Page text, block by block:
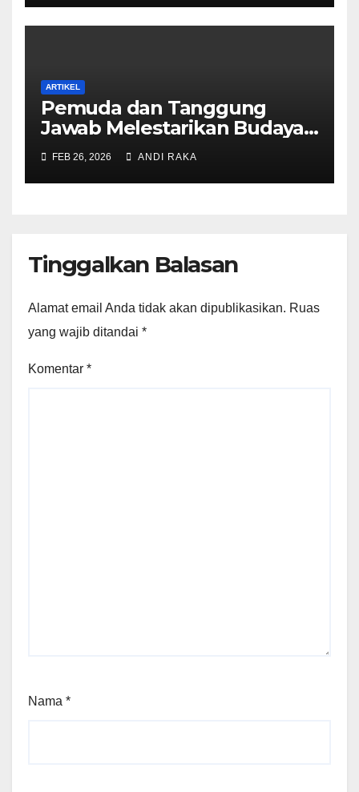
ARTIKEL
Pemuda dan Tanggung
Jawab Melestarikan Budaya
Ammatoa Kajang di Era
Modern
FEB 26, 2026 ANDI RAKA
Tinggalkan Balasan
Alamat email Anda tidak akan dipublikasikan. Ruas
yang wajib ditandai *
Komentar *
Nama *